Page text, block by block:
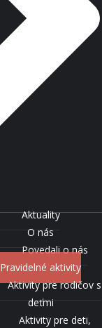
Aktuality
O nás
Povedali o nás
Pravidelné aktivity
Aktivity pre rodičov s
deťmi
Aktivity pre deti,